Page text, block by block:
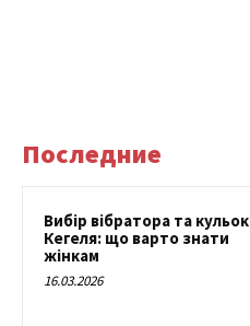
Последние
Вибір вібратора та кульок
Кегеля: що варто знати
жінкам
16.03.2026